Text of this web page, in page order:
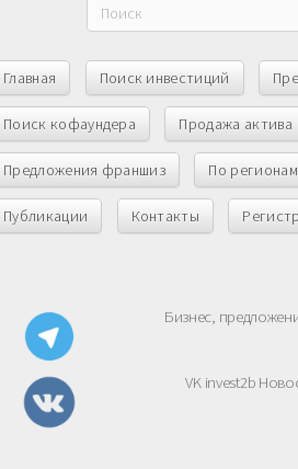
Главная Поиск инвестиций
Поиск кофаундера Продажа актива
Предложения франшиз По регионам
Публикации Контакты
Бизнес,
VK invest2b